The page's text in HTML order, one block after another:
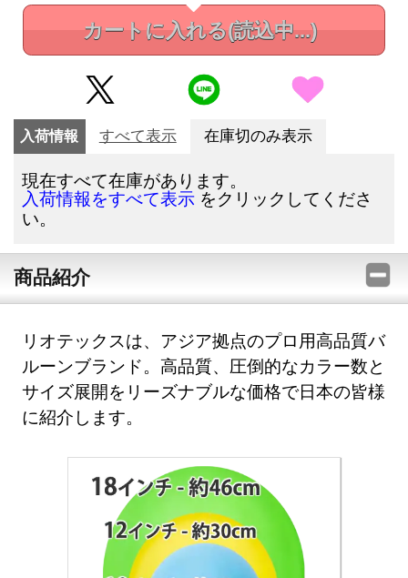
カートに入れる(読込中...)
入荷情報 すべて表示 在庫切のみ表示
現在すべて在庫があります。
入荷情報をすべて表示 をクリックしてくださ
い。
商品紹介
リオテックスは、アジア拠点のプロ用高品質バ
ルーンブランド。高品質、圧倒的なカラー数と
サイズ展開をリーズナブルな価格で日本の皆様
に紹介します。